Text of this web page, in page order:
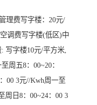
理费写字楼：20元/
调费写字楼(低区)中
写字楼10元/平方米,
周五8：00~20：
00 3元//Kwh周一至
周日8：00~24：00 3